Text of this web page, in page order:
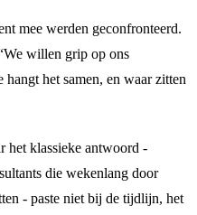
mee werden geconfronteerd.
willen grip op ons
hangt het samen, en waar zitten
het klassieke antwoord -
die wekenlang door
- paste niet bij de tijdlijn, het